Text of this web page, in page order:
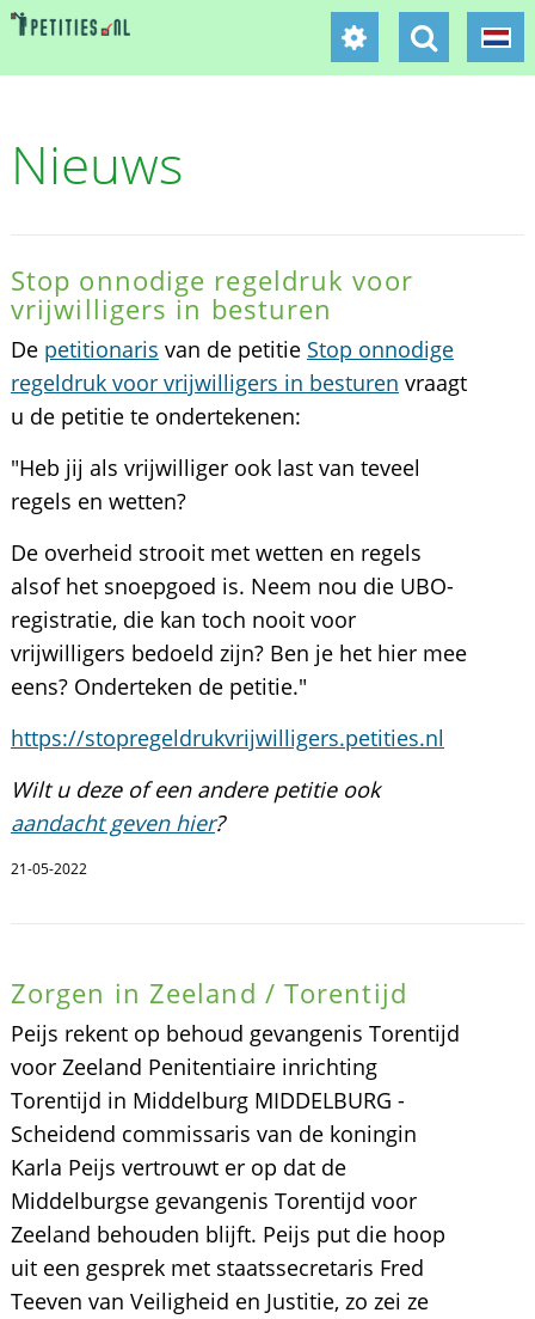
Nieuws
Stop onnodige regeldruk voor
vrijwilligers in besturen
De petitionaris van de petitie Stop onnodige
regeldruk voor vrijwilligers in besturen vraagt
u de petitie te ondertekenen:
"Heb jij als vrijwilliger ook last van teveel
regels en wetten?
De overheid strooit met wetten en regels
alsof het snoepgoed is. Neem nou die UBO-
registratie, die kan toch nooit voor
vrijwilligers bedoeld zijn? Ben je het hier mee
eens? Onderteken de petitie."
https://stopregeldrukvrijwilligers.petities.nl
Wilt u deze of een andere petitie ook
aandacht geven hier?
21-05-2022
Zorgen in Zeeland / Torentijd
Peijs rekent op behoud gevangenis Torentijd
voor Zeeland Penitentiaire inrichting
Torentijd in Middelburg MIDDELBURG -
Scheidend commissaris van de koningin
Karla Peijs vertrouwt er op dat de
Middelburgse gevangenis Torentijd voor
Zeeland behouden blijft. Peijs put die hoop
uit een gesprek met staatssecretaris Fred
Teeven van Veiligheid en Justitie, zo zei ze